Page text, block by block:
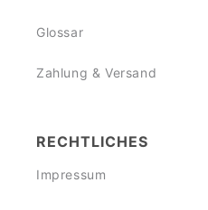
Glossar
Zahlung & Versand
RECHTLICHES
Impressum